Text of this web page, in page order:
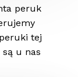
peruk
tej
u nas